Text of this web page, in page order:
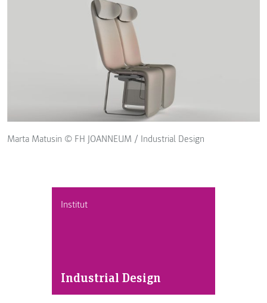
Institut
Industrial Design
Marta Matusin © FH JOANNEUM / Industrial Design